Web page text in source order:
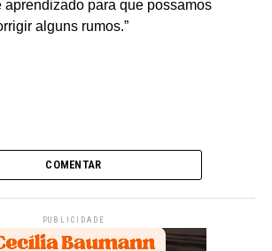
aprendizado para que possamos
alguns rumos.”
COMENTAR
PUBLICIDADE